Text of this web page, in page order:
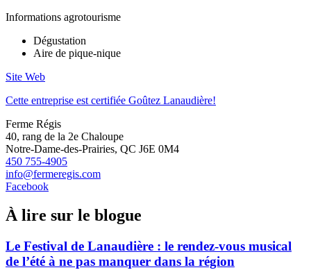
Informations agrotourisme
Dégustation
Aire de pique-nique
Site Web
Cette entreprise est certifiée Goûtez Lanaudière!
Ferme Régis
40, rang de la 2e Chaloupe
Notre-Dame-des-Prairies, QC J6E 0M4
450 755-4905
info@fermeregis.com
Facebook
À lire sur le blogue
Le Festival de Lanaudière : le rendez-vous musical
de l’été à ne pas manquer dans la région